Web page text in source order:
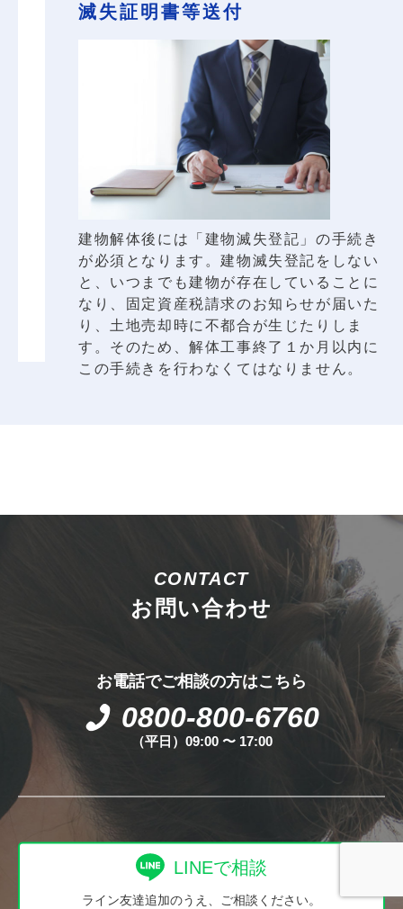
滅失証明書等送付
建物解体後には「建物滅失登記」の手続き
が必須となります。建物滅失登記をしない
と、いつまでも建物が存在していることに
なり、固定資産税請求のお知らせが届いた
り、土地売却時に不都合が生じたりしま
す。そのため、解体工事終了１か月以内に
この手続きを行わなくてはなりません。
CONTACT
お問い合わせ
お電話でご相談の方はこちら
0800-800-6760
（平日）09:00 〜 17:00
LINEで相談
ライン友達追加のうえ、ご相談ください。